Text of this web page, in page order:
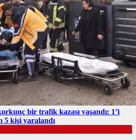
bir trafik kazası yaşandı: 1’i
5 kişi yaralandı